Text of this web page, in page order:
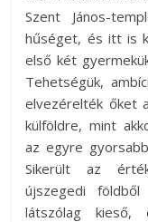
Szent János-
hűséget, és itt is
első két
Tehetségük,
elvezérelték őket
külföldre, mint
az egyre
Sikerült az
újszegedi
látszólag kieső,